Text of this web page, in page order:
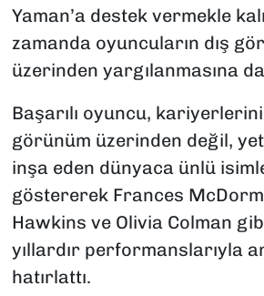
Yaman’a destek vermekle
zamanda oyuncuların dış
üzerinden yargılanmasına
Başarılı oyuncu,
görünüm üzerinden değil,
inşa eden dünyaca ünlü
göstererek Frances
Hawkins ve Olivia Colman
yıllardır performanslarıyla
hatırlattı.